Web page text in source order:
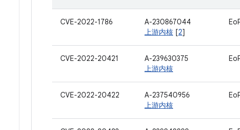
CVE-2022-1786
A-230867044
上游内核 [2]
CVE-2022-20421
A-239630375
上游内核
CVE-2022-20422
A-237540956
上游内核